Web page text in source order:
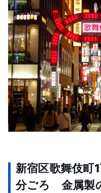
新宿区歌舞伎町
分ごろ 金属製